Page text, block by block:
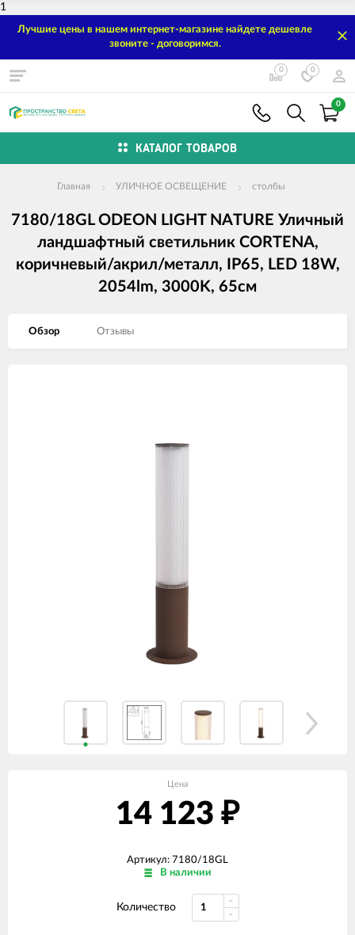
1
Лучшие цены в нашем интернет-магазине найдете дешевле
звоните - договоримся.
0 0
0
КАТАЛОГ ТОВАРОВ
Главная УЛИЧНОЕ ОСВЕЩЕНИЕ столбы
7180/18GL ODEON LIGHT NATURE Уличный
ландшафтный светильник CORTENA,
коричневый/акрил/металл, IP65, LED 18W,
2054lm, 3000K, 65см
Обзор Отзывы
Цена
14 123 ₽
Артикул: 7180/18GL
В наличии
Количество